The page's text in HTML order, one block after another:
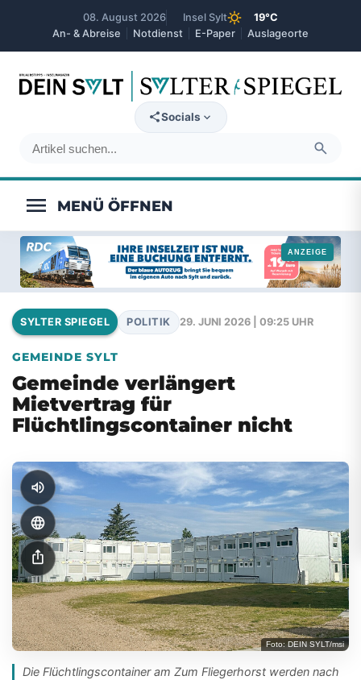
08. August 2026 Insel Syltsunny
19°C
An- & Abreise
Notdienst E-Paper Auslageorte
search
Socials expand_more
menu
SYLTER SPIEGEL POLITIK 29. JUNI 2026 | 09:25 UHR
GEMEINDE SYLT
Gemeinde verlängert
Mietvertrag für
Flüchtlingscontainer nicht
volume_up
language
ios_share
Foto: DEIN SYLT/msi
Die Flüchtlingscontainer am Zum Fliegerhorst werden nach